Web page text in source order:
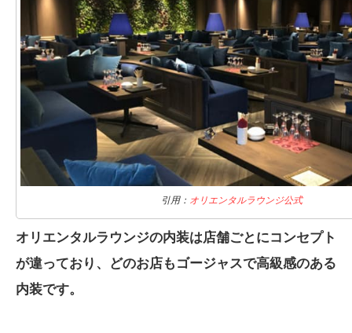
引用： オリエンタルラウンジ公式
オリエンタルラウンジの内装は店舗ごとにコンセプト
が違っており、どのお店もゴージャスで高級感のある
内装です。